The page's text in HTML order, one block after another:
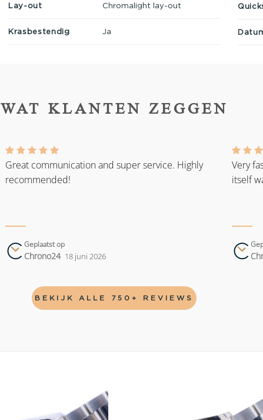
Lay-out Chromalight lay-out
Krasbestendig Ja
WAT KLANTEN ZEGGEN
Great communication and super service. Highly
recommended!
Geplaatst op
Chrono24 18 juni 2026
Very
itself
BEKIJK ALLE 750+ REVIEWS
Add to
wishlist